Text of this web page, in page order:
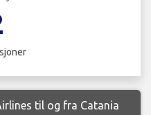
til og fra Catania